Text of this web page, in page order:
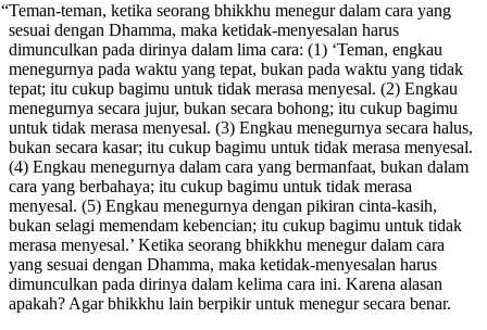
“Teman-teman, ketika seorang bhikkhu menegur dalam cara yang
sesuai dengan Dhamma, maka ketidak-menyesalan harus
dimunculkan pada dirinya dalam lima cara: (1) ‘Teman, engkau
menegurnya pada waktu yang tepat, bukan pada waktu yang tidak
tepat; itu cukup bagimu untuk tidak merasa menyesal. (2) Engkau
menegurnya secara jujur, bukan secara bohong; itu cukup bagimu
untuk tidak merasa menyesal. (3) Engkau menegurnya secara halus,
bukan secara kasar; itu cukup bagimu untuk tidak merasa menyesal.
(4) Engkau menegurnya dalam cara yang bermanfaat, bukan dalam
cara yang berbahaya; itu cukup bagimu untuk tidak merasa
menyesal. (5) Engkau menegurnya dengan pikiran cinta-kasih,
bukan selagi memendam kebencian; itu cukup bagimu untuk tidak
merasa menyesal.’ Ketika seorang bhikkhu menegur dalam cara
yang sesuai dengan Dhamma, maka ketidak-menyesalan harus
dimunculkan pada dirinya dalam kelima cara ini. Karena alasan
apakah? Agar bhikkhu lain berpikir untuk menegur secara benar.